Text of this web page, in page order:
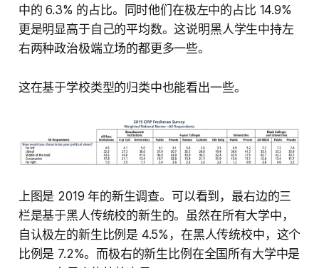
中的 6.3% 的占比。同时他们在极左中的占比 14.9%
更是明显高于自己的平均数。这说明黑人学生中持左
右两种政治极端立场的都更多一些。
这在基于学校类型的归类中也能看出一些。
上图是 2019 年的新生调查。可以看到，最右边的三
栏是基于黑人传统校的新生的。虽然在所有大学中，
自认极左的新生比例是 4.5%，在黑人传统校中，这个
比例是 7.2%。而极右的新生比例在全国所有大学中是